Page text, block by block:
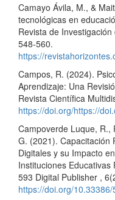
Camayo Ávila, M., &
tecnológicas en
Revista de
548-560.
https://
Campos, R. (2024).
Aprendizaje: Una
Revista Científica
https://doi.org/https://
Campoverde Luque, R.,
G. (2021). Capacitación
Digitales y su Impacto
Instituciones
593 Digital Publisher ,
https://doi.org/